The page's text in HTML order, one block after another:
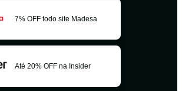
7% OFF todo site Madesa
Até 20% OFF na Insider